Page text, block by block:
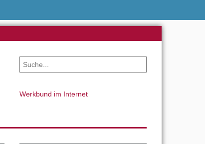
Werkbund im Internet